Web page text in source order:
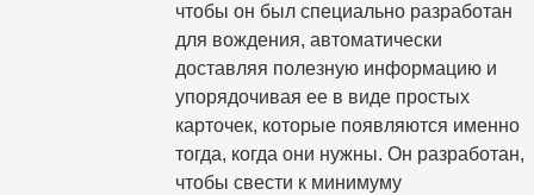
чтобы он был специально разработан
для вождения, автоматически
доставляя полезную информацию и
упорядочивая ее в виде простых
карточек, которые появляются именно
тогда, когда они нужны. Он разработан,
чтобы свести к минимуму